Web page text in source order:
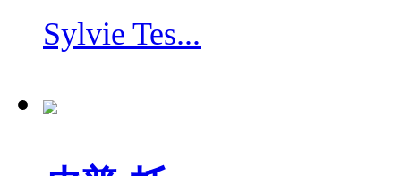
Sylvie Tes...